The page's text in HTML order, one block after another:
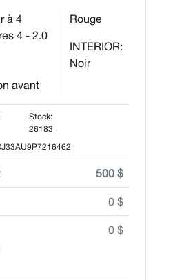
à 4
4 - 2.0
avant
Rouge
INTERIOR:
Noir
Stock:
26183
500 $
0 $
0 $